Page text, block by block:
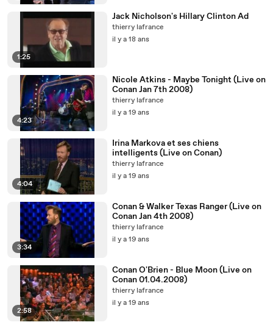
1:25
Jack Nicholson's Hillary Clinton Ad
thierry lafrance
il y a 18 ans
4:23
Nicole Atkins - Maybe Tonight (Live on
Conan Jan 7th 2008)
thierry lafrance
il y a 19 ans
4:04
Irina Markova et ses chiens
intelligents (Live on Conan)
thierry lafrance
il y a 19 ans
3:34
Conan & Walker Texas Ranger (Live on
Conan Jan 4th 2008)
thierry lafrance
il y a 19 ans
2:58
Conan O'Brien - Blue Moon (Live on
Conan 01.04.2008)
thierry lafrance
il y a 19 ans